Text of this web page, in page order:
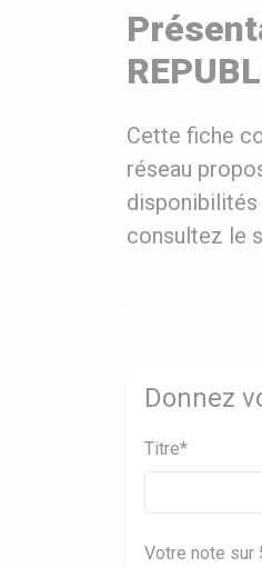
Cette fiche
réseau
disponibilités
consultez le
Donnez
Titre*
Votre note sur